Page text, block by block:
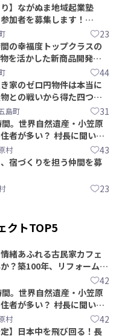
り】ながぬま地域起業塾
加者を募集します！
23
の幸福度トップクラスの
を活かした新商品開発＆
！
44
き家のゼロ円物件は本当に
との戦いから得た四つの
町
島町 31
。世界自然遺産・小笠原
者が多い？ 村長に聞いて
村 43
宿づくりを担う仲間を募
23
クトTOP5
情緒あふれる古民家カフェ
？築100年、リフォームか
42
。世界自然遺産・小笠原
者が多い？ 村長に聞いて
村 42
定】日本中を飛び回る！長